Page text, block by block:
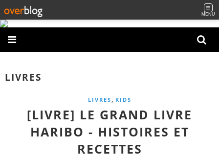
MENU
LIVRES
LIVRES, KIDS
[LIVRE] LE GRAND LIVRE
HARIBO - HISTOIRES ET
RECETTES